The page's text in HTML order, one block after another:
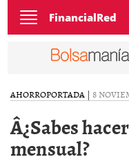
Toggle
navigation
FinancialRed
AHORROPORTADA | 8
Â¿Sabes
mensual?